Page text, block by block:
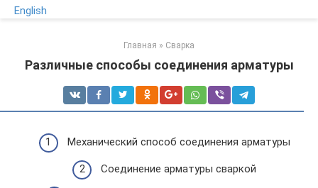
English
Главная » Сварка
Различные способы соединения арматуры
Механический способ соединения арматуры
Соединение арматуры сваркой